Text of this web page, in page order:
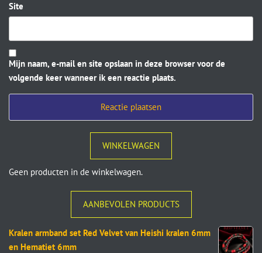
Site
Mijn naam, e-mail en site opslaan in deze browser voor de
volgende keer wanneer ik een reactie plaats.
WINKELWAGEN
Geen producten in de winkelwagen.
AANBEVOLEN PRODUCTS
Kralen armband set Red Velvet van Heishi kralen 6mm
en Hematiet 6mm